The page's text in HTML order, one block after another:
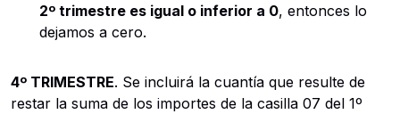
2º trimestre es igual o inferior a 0, entonces lo
dejamos a cero.
4º TRIMESTRE. Se incluirá la cuantía que resulte de
restar la suma de los importes de la casilla 07 del 1º